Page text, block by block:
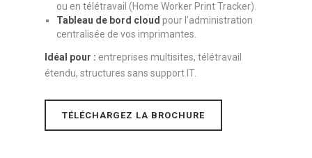
ou en télétravail (Home Worker Print Tracker).
Tableau de bord cloud pour l’administration
centralisée de vos imprimantes.
Idéal pour : entreprises multisites, télétravail
étendu, structures sans support IT.
TÉLÉCHARGEZ LA BROCHURE